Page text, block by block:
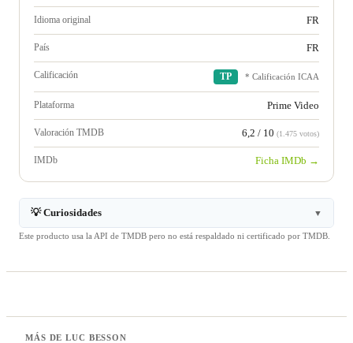
Idioma original FR
País FR
Calificación TP * Calificación ICAA
Plataforma Prime Video
Valoración TMDB 6,2 / 10 (1.475 votos)
IMDb Ficha IMDb →
💡 Curiosidades ▼
Este producto usa la API de TMDB pero no está respaldado ni certificado por TMDB.
MÁS DE LUC BESSON